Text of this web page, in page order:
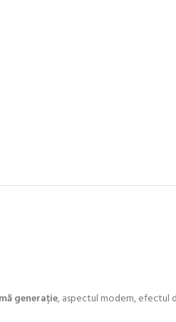
generație, aspectul modern, efectul